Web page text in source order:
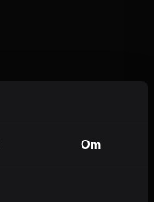
Om
Neste